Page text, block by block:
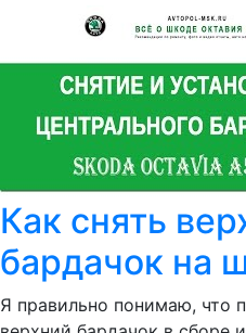
Как снять
бардачок на
Я правильно понимаю, что